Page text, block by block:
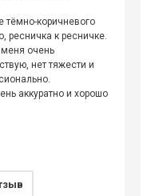
коричневого
ресничка к ресничке.
очень
нет тяжести и
аккуратно и хорошо